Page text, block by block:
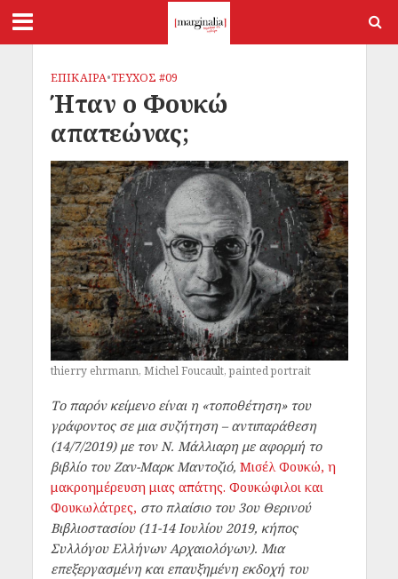
ΕΠΙΚΑΙΡΑ•ΤΕΥΧΟΣ #09
Ήταν ο Φουκώ
απατεώνας;
thierry ehrmann, Michel Foucault, painted portrait
Το παρόν κείμενο είναι η «τοποθέτηση» του
γράφοντοςσε μια συζήτηση – αντιπαράθεση
(14/7/2019) με τον Ν. Μάλλιαρη με αφορμή το
βιβλίο του Ζαν-Μαρκ Μαντοζιό, Μισέλ Φουκώ, η
μακροημέρευση μιας απάτης. Φουκώφιλοι και
Φουκωλάτρες, στο πλαίσιο του 3ου Θερινού
Βιβλιοστασίου (11-14 Ιουλίου 2019, κήπος
Συλλόγου Ελλήνων Αρχαιολόγων). Μια
επεξεργασμένη και επαυξημένη εκδοχή του